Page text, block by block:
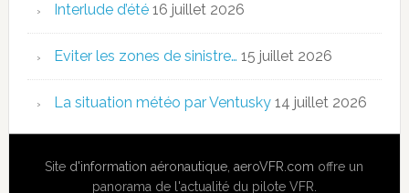
Interlude d’été 16 juillet 2026
Eviter les zones de sinistre… 15 juillet 2026
La situation météo par Ventusky 14 juillet 2026
Site d'information aéronautique,aeroVFR.com offre un
panorama de l'actualité du pilote VFR.